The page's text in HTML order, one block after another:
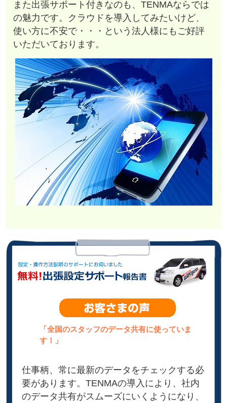
また出張サポート付きなのも、TENMAならでは
の魅力です。クラウドを導入してみたいけど、
使い方に不安で・・・という法人様にもご好評
いただいております。
「全国のスタッフのデータ共有に使っていま
す！」
仕事柄、常に最新のデータをチェックする必
要があります。TENMAの導入により、社内
のデータ共有がスムーズにいくようになり、